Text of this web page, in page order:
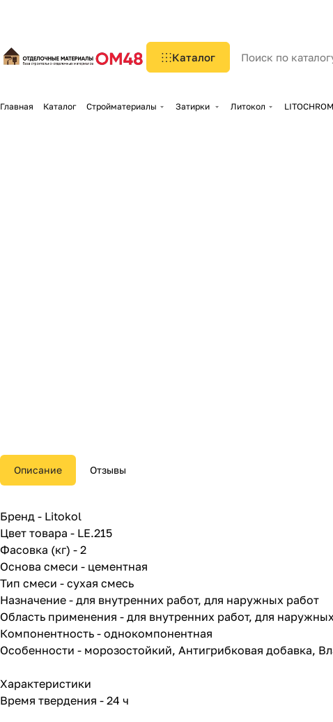
Каталог
Главная Каталог Стройматериалы Затирки Литокол
Описание Отзывы
Бренд - Litokol
Цвет товара - LE.215
Фасовка (кг) - 2
Основа смеси - цементная
Тип смеси - сухая смесь
Назначение - для внутренних работ, для наружных работ
Область применения - для внутренних работ, для
Компонентность - однокомпонентная
Особенности - морозостойкий, Антигрибковая добавка,
Характеристики
Время твердения - 24 ч